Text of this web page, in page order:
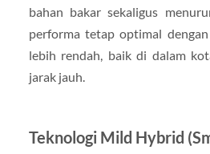
bahan bakar sekaligus
performa tetap optimal
lebih rendah, baik di dalam
jarak jauh.
Teknologi Mild Hybrid